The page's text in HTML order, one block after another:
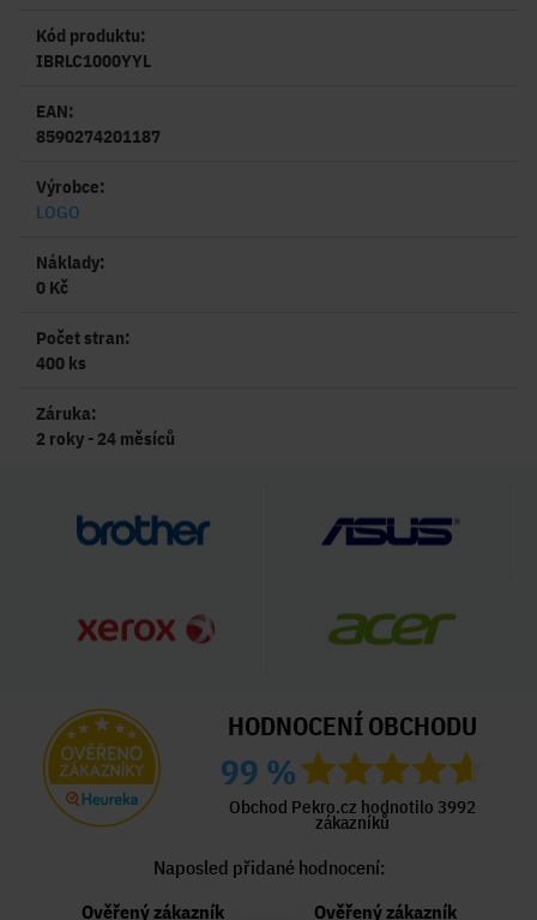
Kód produktu:
IBRLC1000YYL
EAN:
8590274201187
Výrobce:
LOGO
Náklady:
0 Kč
Počet stran:
400 ks
Záruka:
2 roky - 24 měsíců
HODNOCENÍ OBCHODU
99 %
Obchod Pekro.cz hodnotilo 3992
zákazníků
Naposled přidané hodnocení:
Ověřený zákazník
Ověřený zákazník